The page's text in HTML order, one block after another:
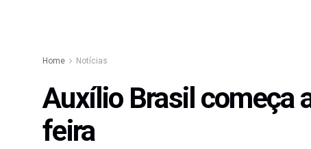
Home Notícias
Auxílio Brasil começa
feira